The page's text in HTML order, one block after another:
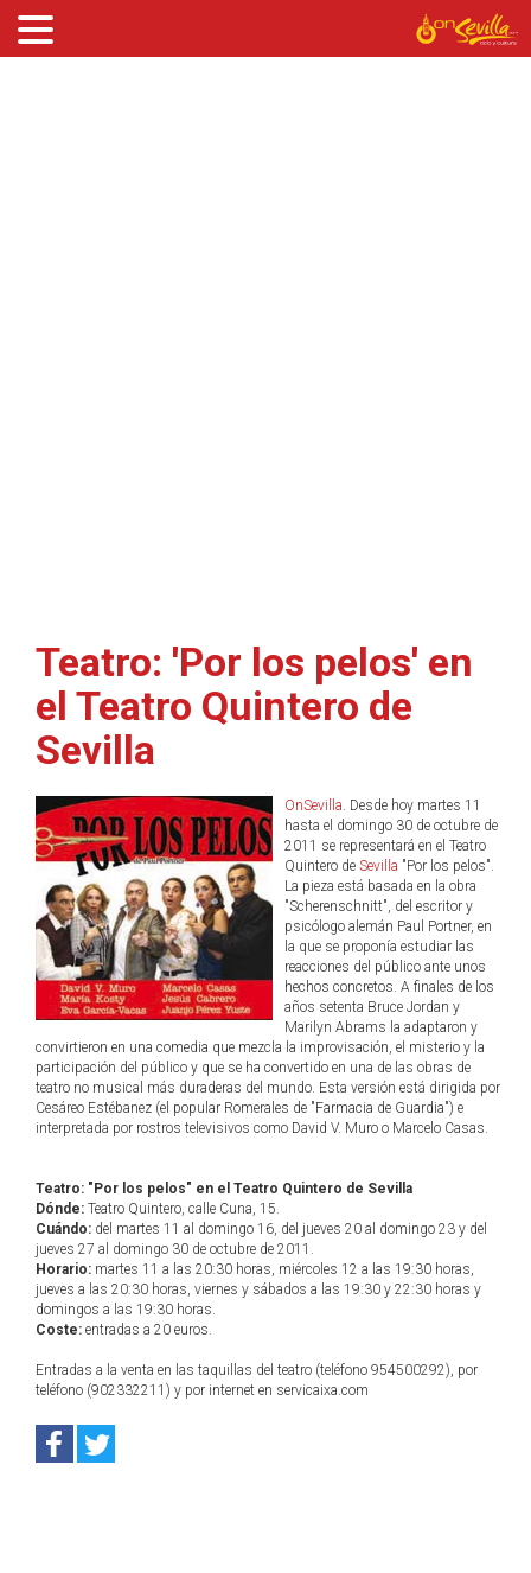
Teatro: 'Por los pelos' en
el Teatro Quintero de
Sevilla
OnSevilla. Desde hoy martes 11
hasta el domingo 30 de octubre de
2011 se representará en el Teatro
Quintero de Sevilla "Por los pelos".
La pieza está basada en la obra
"Scherenschnitt", del escritor y
psicólogo alemán Paul Portner, en
la que se proponía estudiar las
reacciones del público ante unos
hechos concretos. A finales de los
años setenta Bruce Jordan y
Marilyn Abrams la adaptaron y
convirtieron en una comedia que mezcla la improvisación, el misterio y la
participación del público y que se ha convertido en una de las obras de
teatro no musical más duraderas del mundo. Esta versión está dirigida por
Cesáreo Estébanez (el popular Romerales de "Farmacia de Guardia") e
interpretada por rostros televisivos como David V. Muro o Marcelo Casas.
Teatro: "Por los pelos" en el Teatro Quintero de Sevilla
Dónde: Teatro Quintero, calle Cuna, 15.
Cuándo: del martes 11 al domingo 16, del jueves 20 al domingo 23 y del
jueves 27 al domingo 30 de octubre de 2011.
Horario: martes 11 a las 20:30 horas, miércoles 12 a las 19:30 horas,
jueves a las 20:30 horas, viernes y sábados a las 19:30 y 22:30 horas y
domingos a las 19:30 horas.
Coste: entradas a 20 euros.
Entradas a la venta en las taquillas del teatro (teléfono 954500292), por
teléfono (902332211) y por internet en servicaixa.com